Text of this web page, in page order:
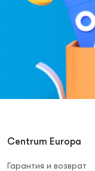
Centrum Europa
Гарантия и возврат